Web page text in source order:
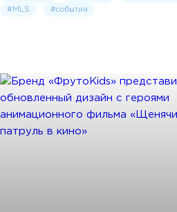
#MLS
#события